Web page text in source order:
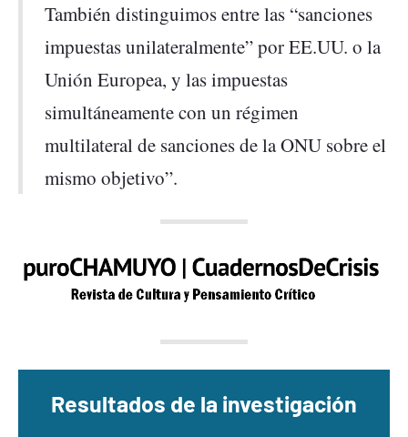
También distinguimos entre las “sanciones
impuestas unilateralmente” por EE.UU. o la
Unión Europea, y las impuestas
simultáneamente con un régimen
multilateral de sanciones de la ONU sobre el
mismo objetivo”.
Resultados de la investigación